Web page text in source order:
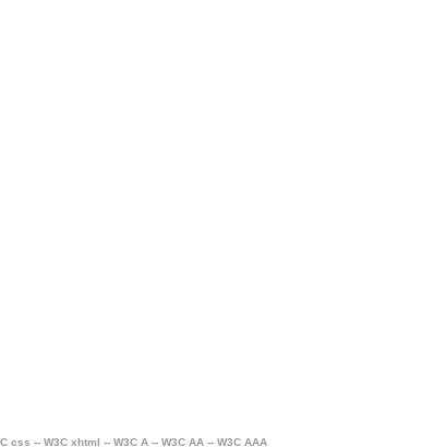
css -- W3C xhtml -- W3C A -- W3C AA -- W3C AAA